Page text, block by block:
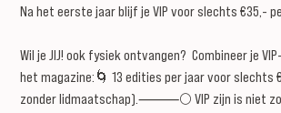
Na het eerste jaar blijf je VIP voor slechts
Wil je JIJ! ook fysiek ontvangen? Combineer je
het magazine:🌀 13 edities per jaar voor slechts
zonder lidmaatschap).⸻🌕 VIP zijn is niet